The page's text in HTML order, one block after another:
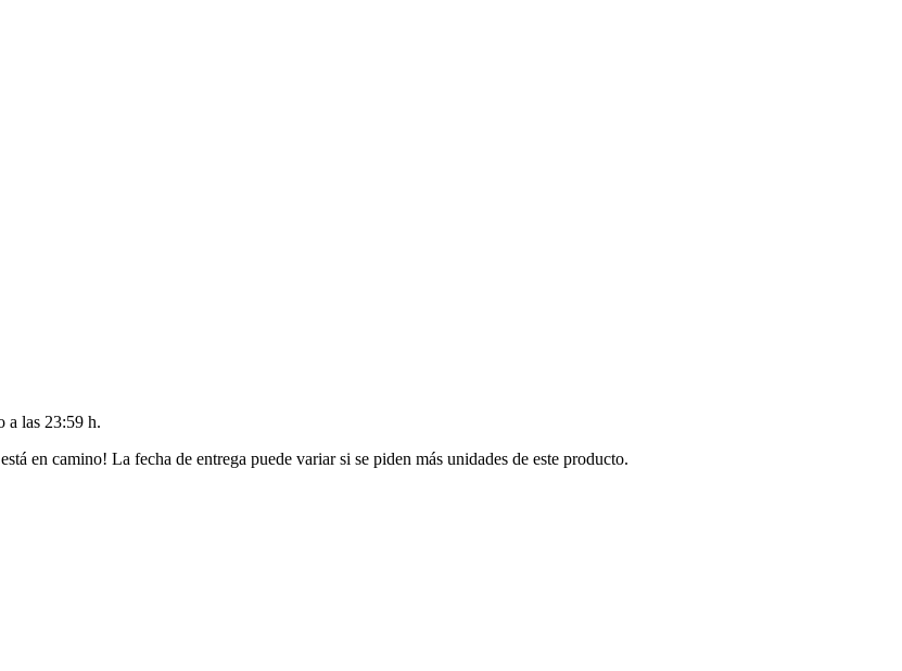
a las 23:59 h.
en camino! La fecha de entrega puede variar si se piden más unidades de este producto.